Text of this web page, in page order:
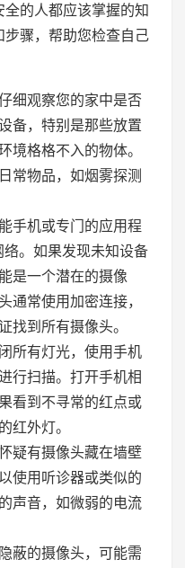
的人都应该掌握的知
骤，帮助您检查自己
细观察您的家中是否
备，特别是那些放置
境格格不入的物体。
常物品，如烟雾探测
手机或专门的应用程
。如果发现未知设备
是一个潜在的摄像
通常使用加密连接，
找到所有摄像头。
所有灯光，使用手机
行扫描。打开手机相
看到不寻常的红点或
红外灯。
疑有摄像头藏在墙壁
使用听诊器或类似的
声音，如微弱的电流
蔽的摄像头，可能需